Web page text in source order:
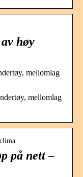
høy
mellomlag
mellomlag
på nett –